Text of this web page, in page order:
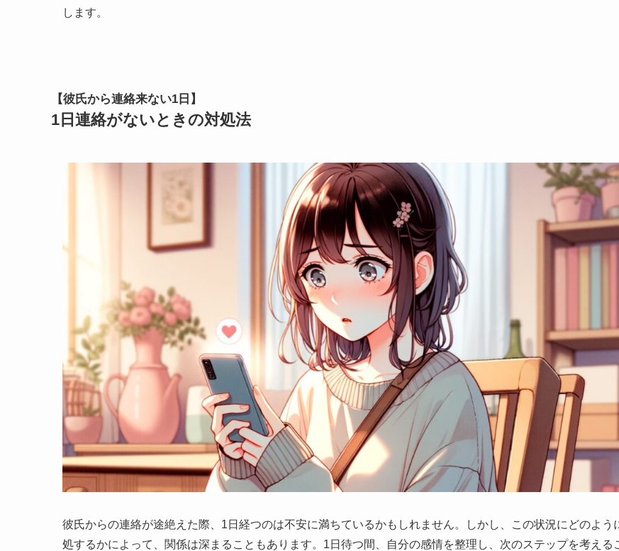
します。
【彼氏から連絡来ない1日】
1日連絡がないときの対処法
彼氏からの連絡が途絶えた際、1日経つのは不安に満ちているかもしれません。しかし、この状況にどのよう
処するかによって、関係は深まることもあります。1日待つ間、自分の感情を整理し、次のステップを考える